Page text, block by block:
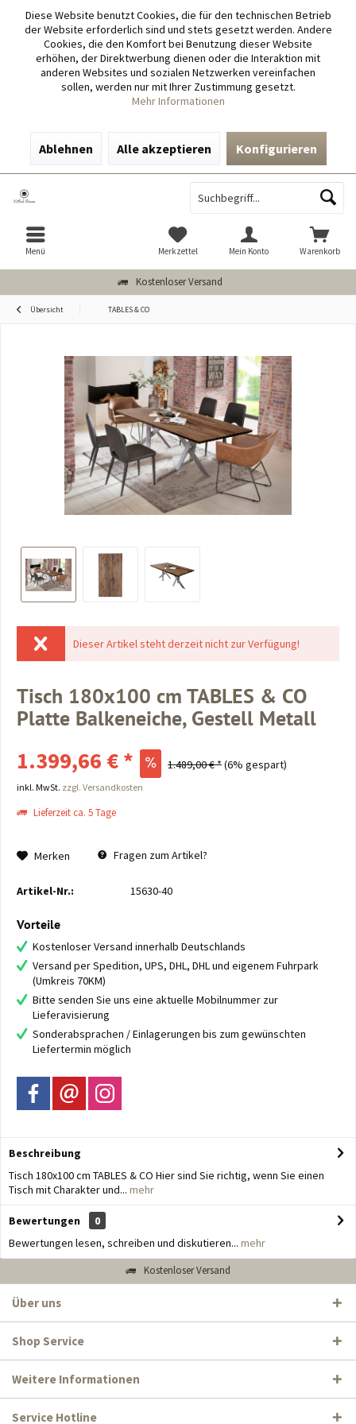
Diese Website benutzt Cookies, die für den technischen Betrieb
der Website erforderlich sind und stets gesetzt werden. Andere
Cookies, die den Komfort bei Benutzung dieser Website
erhöhen, der Direktwerbung dienen oder die Interaktion mit
anderen Websites und sozialen Netzwerken vereinfachen
sollen, werden nur mit Ihrer Zustimmung gesetzt.
Mehr Informationen
Ablehnen Alle akzeptieren Konfigurieren
Kostenloser Versand
Menü Warenkorb
Merkzettel Mein Konto
Übersicht TABLES & CO
Dieser Artikel steht derzeit nicht zur Verfügung!
Tisch 180x100 cm TABLES & CO
Platte Balkeneiche, Gestell Metall
1.399,66 € * 1.489,00 € *(6% gespart)
inkl. MwSt. zzgl. Versandkosten
Lieferzeit ca. 5 Tage
Merken Fragen zum Artikel?
Artikel-Nr.: 15630-40
Vorteile
Kostenloser Versand innerhalb Deutschlands
Versand per Spedition, UPS, DHL, DHL und eigenem Fuhrpark
(Umkreis 70KM)
Bitte senden Sie uns eine aktuelle Mobilnummer zur
Lieferavisierung
Sonderabsprachen / Einlagerungen bis zum gewünschten
Liefertermin möglich
Beschreibung
Tisch 180x100 cm TABLES & CO Hier sind Sie richtig, wenn Sie einen
Tisch mit Charakter und... mehr
Bewertungen
0
Bewertungen lesen, schreiben und diskutieren... mehr
Kostenloser Versand
Über uns
Shop Service
Weitere Informationen
Service Hotline